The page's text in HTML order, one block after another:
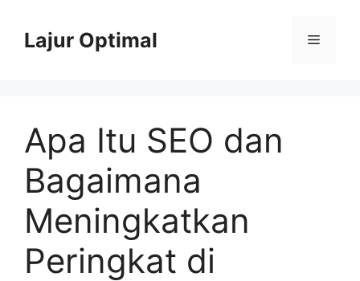
contentLajur Optimal Menu
Apa Itu SEO dan
Bagaimana
Meningkatkan
Peringkat di